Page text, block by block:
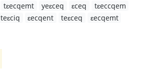
tɛecqemt yeɛceq ɛceq
tɛeccqem
teɛciq ɛecqent teɛceq
ɛecqemt